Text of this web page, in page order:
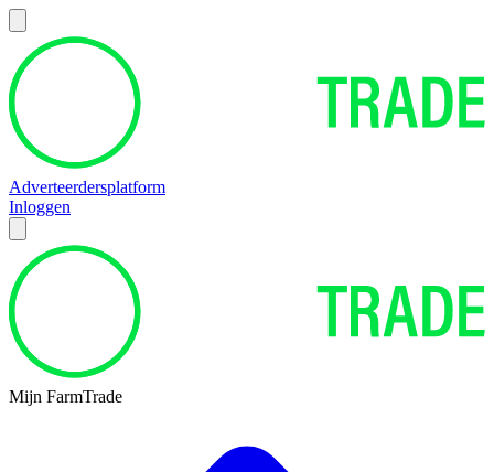
Adverteerdersplatform
Inloggen
Mijn FarmTrade